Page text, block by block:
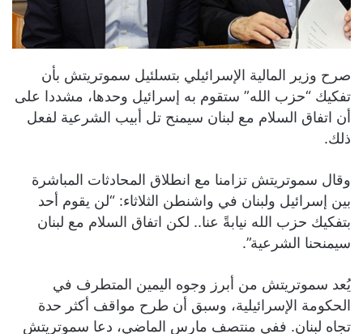
صرح وزير المالية الإسرائيلي بتسلئيل سموتريتش بأن
تفكيك “حزب الله” ستقوم به إسرائيل وحدها، مشددا على
أن اتفاق السلام مع لبنان سيمنح تل أبيب الشرعية لفعل
ذلك.
وقال سموتريتش تزامنا مع انطلاق المحادثات المباشرة
بين إسرائيل ولبنان في واشنطن الثلاثاء: “لن يقوم أحد
بتفكيك حزب الله نيابةً عنا.. لكن اتفاق السلام مع لبنان
سيمنحنا الشرعية”.
يُعد سموتريتش من أبرز وجوه اليمين المتطرف في
الحكومة الإسرائيلية، وسبق أن طرح مواقف أكثر حدة
تجاه لبنان. ففي منتصف مارس الماضي، دعا سموتريتش